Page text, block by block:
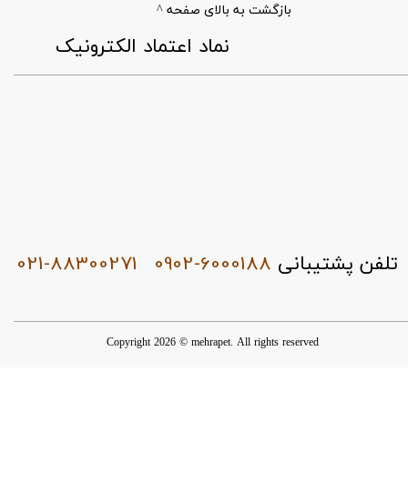
0902-6000188
بازگشت به بالای صفحه ^
021-88300271
Copyright 2026 © mehrapet. All rights reserved
​نماد اعتماد الکترونیک